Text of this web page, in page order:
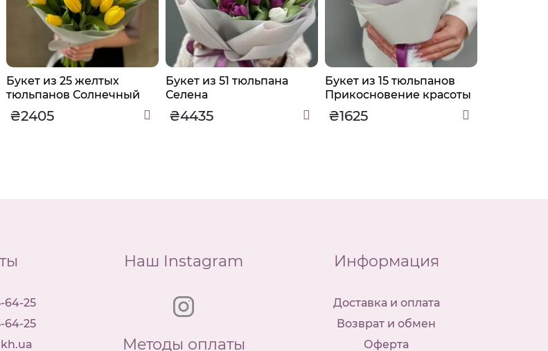
Букет из 25 желтых
тюльпанов Солнечный
₴2405
Букет из 51 тюльпана
Селена
₴4435
Букет из 15 тюльпанов
Прикосновение красоты
₴1625
64-25
64-25
Наш Instagram
Методы оплаты
Информация
Доставка и оплата
Возврат и обмен
Оферта